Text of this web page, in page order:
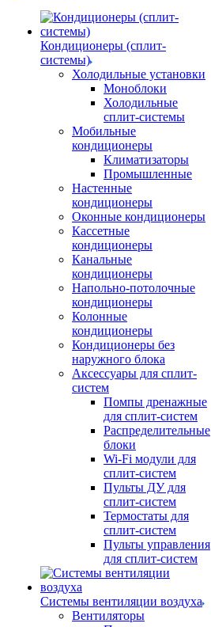
Кондиционеры (сплит-
системы)
Холодильные установки
Моноблоки
Холодильные
сплит-системы
Мобильные
кондиционеры
Климатизаторы
Промышленные
Настенные
кондиционеры
Оконные кондиционеры
Кассетные
кондиционеры
Канальные
кондиционеры
Напольно-потолочные
кондиционеры
Колонные
кондиционеры
Кондиционеры без
наружного блока
Аксессуары для сплит-
систем
Помпы дренажные
для сплит-систем
Распределительные
блоки
Wi-Fi модули для
сплит-систем
Пульты ДУ для
сплит-систем
Термостаты для
сплит-систем
Пульты управления
для сплит-систем
Системы вентиляции воздуха
Вентиляторы